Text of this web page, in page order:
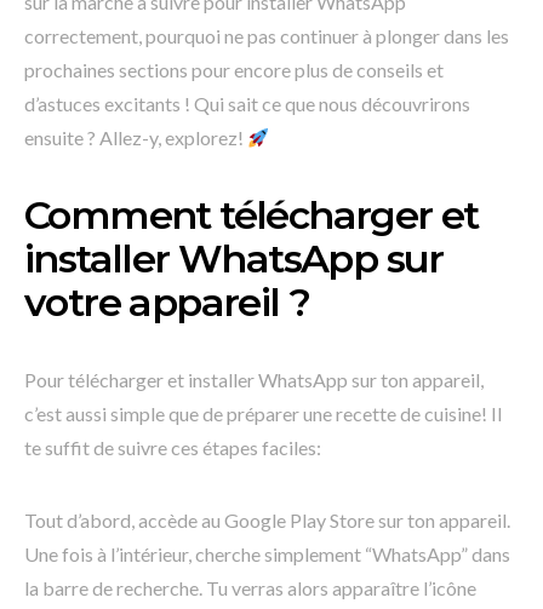
correctement, pourquoi ne pas continuer à plonger dans les
prochaines sections pour encore plus de conseils et
d’astuces excitants ! Qui sait ce que nous découvrirons
ensuite ? Allez-y, explorez!
Comment télécharger et
installer WhatsApp sur
votre appareil ?
Pour télécharger et installer WhatsApp sur ton appareil,
c’est aussi simple que de préparer une recette de cuisine! Il
te suffit de suivre ces étapes faciles:
Tout d’abord, accède au Google Play Store sur ton appareil.
Une fois à l’intérieur, cherche simplement “WhatsApp” dans
la barre de recherche. Tu verras alors apparaître l’icône